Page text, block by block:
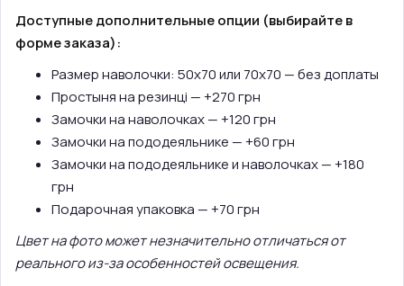
Доступные дополнительные опции (выбирайте в
форме заказа):
Размер наволочки: 50х70 или 70х70 — без доплаты
Простыня на резинці — +270 грн
Замочки на наволочках — +120 грн
Замочки на пододеяльнике — +60 грн
Замочки на пододеяльнике и наволочках — +180
грн
Подарочная упаковка — +70 грн
Цвет на фото может незначительно отличаться от
реального из-за особенностей освещения.